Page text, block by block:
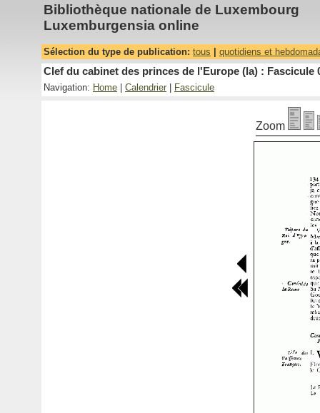
Bibliothèque nationale de Luxembourg
Luxemburgensia online
Sélection du type de publication: tous quotidiens et
Clef du cabinet des princes de l'Europe (la) : Fascicule
Navigation: Home Calendrier Fascicule
Zoom